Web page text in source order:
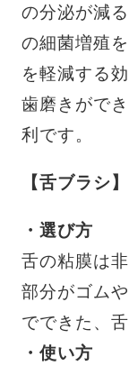
の分泌が減
の細菌増殖
を軽減する
歯磨きがで
利です。
【舌ブラシ】
・選び方
舌の粘膜は
部分がゴム
でできた、
・使い方